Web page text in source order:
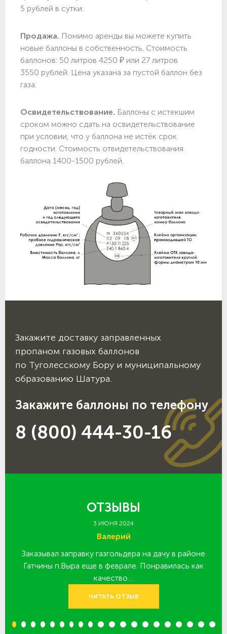
5 рублей в сутки.
Продажа. Помимо аренды вы можете купить
новые баллоны в собственность. Стоимость
баллонов: 50 литров 4250 ₽ или 27 литров
3550 рублей. Цена указана за пустой баллон без
газа.
Освидетельствование. Баллоны с истекшим
сроком можно сдать на освидетельствование
при условии, что у баллона не истёк срок
годности. Стоимость отвидетельствования
баллона 1400-1500 рублей.
Закажите доставку заправленных
пропаном газовых баллонов
по Туголесскому Бору и муниципальному
образованию Шатура.
Закажите баллоны по телефону
8 (800) 444-30-16
ОТЗЫВЫ
3 ИЮНЯ 2024
Валерий
Заказывал заправку газгольдера на дачу в районе
Гатчины п.Выра еще в феврале. Понравилась как
качество…
ЧИТАТЬ ОТЗЫВ
1 2 3 4 5 6 7 8 9 10 11 12 13 14 15 16 17 18 19 20